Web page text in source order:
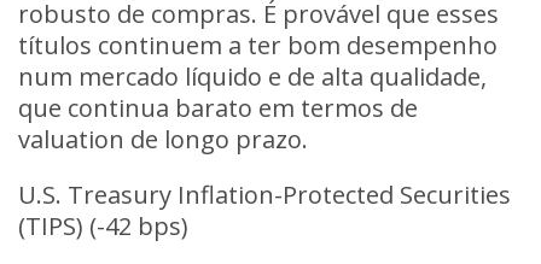
robusto de compras. É provável que esses
títulos continuem a ter bom desempenho
num mercado líquido e de alta qualidade,
que continua barato em termos de
valuation de longo prazo.
U.S. Treasury Inflation-Protected Securities
(TIPS) (-42 bps)